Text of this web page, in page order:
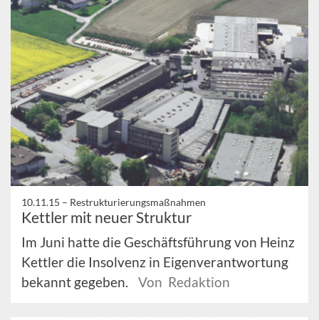
10.11.15 – Restrukturierungsmaßnahmen
Kettler mit neuer Struktur
Im Juni hatte die Geschäftsführung von Heinz
Kettler die Insolvenz in Eigenverantwortung
bekannt gegeben.
Von Redaktion